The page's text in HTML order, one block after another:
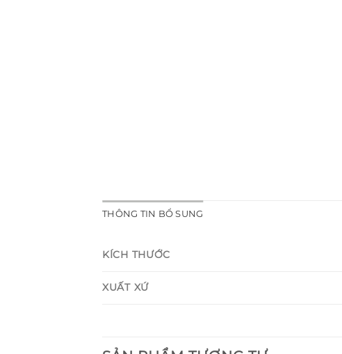
THÔNG TIN BỔ SUNG
KÍCH THƯỚC
XUẤT XỨ